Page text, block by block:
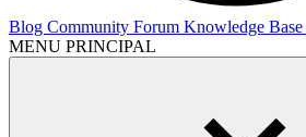
Blog Community Forum Knowledge Base
MENU PRINCIPAL